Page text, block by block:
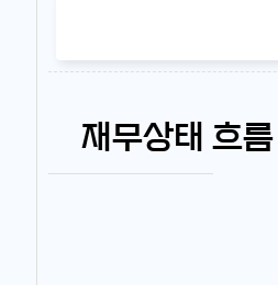
재무상태 흐름